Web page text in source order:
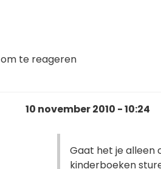
om te reageren
10 november 2010 - 10:24
Gaat het je alleen
kinderboeken